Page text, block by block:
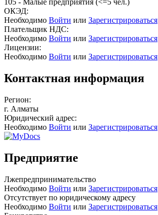
105 - Малые предприятия (<=5 чел.)
ОКЭД:
Необходимо Войти или Зарегистрироваться
Плательщик НДС:
Необходимо Войти или Зарегистрироваться
Лицензии:
Необходимо Войти или Зарегистрироваться
Контактная информация
Регион:
г. Алматы
Юридический адрес:
Необходимо Войти или Зарегистрироваться
Предприятие
Лжепредпринимательство
Необходимо Войти или Зарегистрироваться
Отсутствует по юридическому адресу
Необходимо Войти или Зарегистрироваться